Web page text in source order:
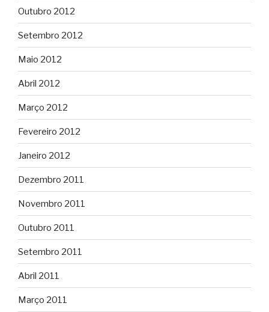
Outubro 2012
Setembro 2012
Maio 2012
Abril 2012
Março 2012
Fevereiro 2012
Janeiro 2012
Dezembro 2011
Novembro 2011
Outubro 2011
Setembro 2011
Abril 2011
Março 2011